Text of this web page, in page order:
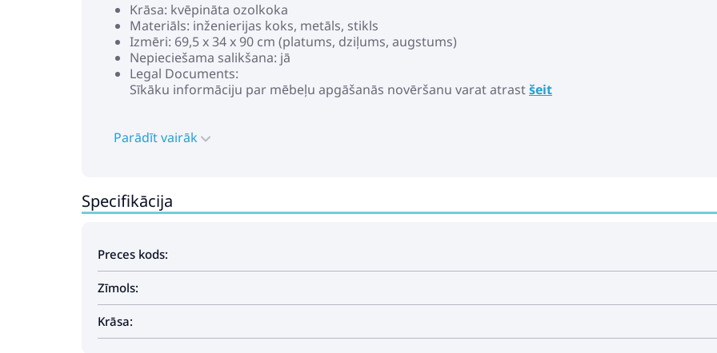
Krāsa: kvēpināta ozolkoka
Materiāls: inženierijas koks, metāls, stikls
Izmēri: 69,5 x 34 x 90 cm (platums, dziļums, augstums)
Nepieciešama salikšana: jā
Legal Documents:
Sīkāku informāciju par mēbeļu apgāšanās novēršanu varat atrastšeit
Parādīt vairāk
Specifikācija
Preces kods:
Zīmols:
Krāsa: